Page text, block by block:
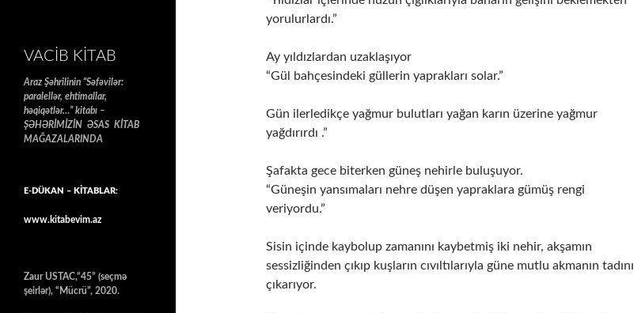
yorulurlardı.”
Ay yıldızlardan uzaklaşıyor
“Gül bahçesindeki güllerin yaprakları solar.”
Gün ilerledikçe yağmur bulutları yağan karın üzerine yağmur
yağdırırdı .”
Şafakta gece biterken güneş nehirle buluşuyor.
“Güneşin yansımaları nehre düşen yapraklara gümüş rengi
veriyordu.”
Sisin içinde kaybolup zamanını kaybetmiş iki nehir, akşamın
sessizliğinden çıkıp kuşların cıvıltılarıyla güne mutlu akmanın tadını
çıkarıyor.
VACIB KITAB
Araz Şəhrilinin “Səfəvilər:
paralellər, ehtimallar,
həqiqətlər…” kitabı –
ŞƏHƏRİMİZİN ƏSAS KİTAB
MAĞAZALARINDA
E-DÜKAN – KİTABLAR:
www.kitabevim.az
Zaur USTAC,“45” (seçmə
şeirlər), “Mücrü”, 2020.